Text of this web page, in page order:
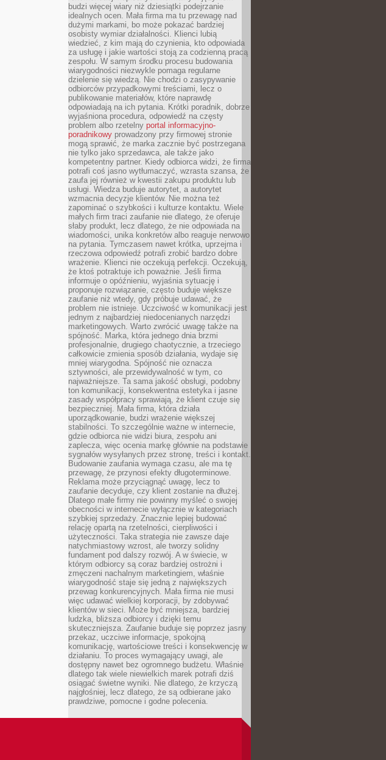
budzi więcej wiary niż dziesiątki podejrzanie
idealnych ocen. Mała firma ma tu przewagę nad
dużymi markami, bo może pokazać bardziej
osobisty wymiar działalności. Klienci lubią
wiedzieć, z kim mają do czynienia, kto odpowiada
za usługę i jakie wartości stoją za codzienną pracą
zespołu. W samym środku procesu budowania
wiarygodności niezwykle pomaga regularne
dzielenie się wiedzą. Nie chodzi o zasypywanie
odbiorców przypadkowymi treściami, lecz o
publikowanie materiałów, które naprawdę
odpowiadają na ich pytania. Krótki poradnik, dobrze
wyjaśniona procedura, odpowiedź na częsty
problem albo rzetelny portal informacyjno-
poradnikowy prowadzony przy firmowej stronie
mogą sprawić, że marka zacznie być postrzegana
nie tylko jako sprzedawca, ale także jako
kompetentny partner. Kiedy odbiorca widzi, że firma
potrafi coś jasno wytłumaczyć, wzrasta szansa, że
zaufa jej również w kwestii zakupu produktu lub
usługi. Wiedza buduje autorytet, a autorytet
wzmacnia decyzje klientów. Nie można też
zapominać o szybkości i kulturze kontaktu. Wiele
małych firm traci zaufanie nie dlatego, że oferuje
słaby produkt, lecz dlatego, że nie odpowiada na
wiadomości, unika konkretów albo reaguje nerwowo
na pytania. Tymczasem nawet krótka, uprzejma i
rzeczowa odpowiedź potrafi zrobić bardzo dobre
wrażenie. Klienci nie oczekują perfekcji. Oczekują,
że ktoś potraktuje ich poważnie. Jeśli firma
informuje o opóźnieniu, wyjaśnia sytuację i
proponuje rozwiązanie, często buduje większe
zaufanie niż wtedy, gdy próbuje udawać, że
problem nie istnieje. Uczciwość w komunikacji jest
jednym z najbardziej niedocenianych narzędzi
marketingowych. Warto zwrócić uwagę także na
spójność. Marka, która jednego dnia brzmi
profesjonalnie, drugiego chaotycznie, a trzeciego
całkowicie zmienia sposób działania, wydaje się
mniej wiarygodna. Spójność nie oznacza
sztywności, ale przewidywalność w tym, co
najważniejsze. Ta sama jakość obsługi, podobny
ton komunikacji, konsekwentna estetyka i jasne
zasady współpracy sprawiają, że klient czuje się
bezpieczniej. Mała firma, która działa
uporządkowanie, budzi wrażenie większej
stabilności. To szczególnie ważne w internecie,
gdzie odbiorca nie widzi biura, zespołu ani
zaplecza, więc ocenia markę głównie na podstawie
sygnałów wysyłanych przez stronę, treści i kontakt.
Budowanie zaufania wymaga czasu, ale ma tę
przewagę, że przynosi efekty długoterminowe.
Reklama może przyciągnąć uwagę, lecz to
zaufanie decyduje, czy klient zostanie na dłużej.
Dlatego małe firmy nie powinny myśleć o swojej
obecności w internecie wyłącznie w kategoriach
szybkiej sprzedaży. Znacznie lepiej budować
relację opartą na rzetelności, cierpliwości i
użyteczności. Taka strategia nie zawsze daje
natychmiastowy wzrost, ale tworzy solidny
fundament pod dalszy rozwój. A w świecie, w
którym odbiorcy są coraz bardziej ostrożni i
zmęczeni nachalnym marketingiem, właśnie
wiarygodność staje się jedną z największych
przewag konkurencyjnych. Mała firma nie musi
więc udawać wielkiej korporacji, by zdobywać
klientów w sieci. Może być mniejsza, bardziej
ludzka, bliższa odbiorcy i dzięki temu
skuteczniejsza. Zaufanie buduje się poprzez jasny
przekaz, uczciwe informacje, spokojną
komunikację, wartościowe treści i konsekwencję w
działaniu. To proces wymagający uwagi, ale
dostępny nawet bez ogromnego budżetu. Właśnie
dlatego tak wiele niewielkich marek potrafi dziś
osiągać świetne wyniki. Nie dlatego, że krzyczą
najgłośniej, lecz dlatego, że są odbierane jako
prawdziwe, pomocne i godne polecenia.